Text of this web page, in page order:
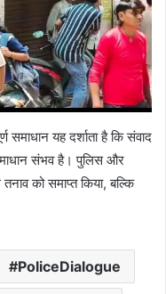
समाधान यह दर्शाता है कि संवाद
संभव है। पुलिस और
को समाप्त किया, बल्कि
PoliceDialogue